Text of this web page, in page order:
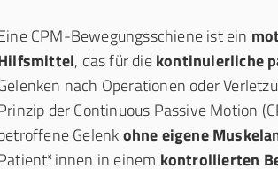
CPM-Bewegungsschiene ist ein
, das für diekontinuierliche
nach Operationen oder
der Continuous Passive Motion
Gelenkohne eigene
in einem kontrollierten